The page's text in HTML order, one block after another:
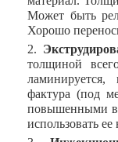
Может быть
Хорошо
толщиной
фактура (под
повышенными
использовать